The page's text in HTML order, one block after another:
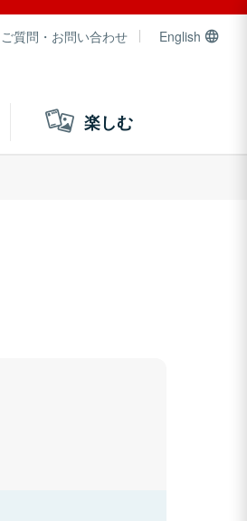
質問・お問い合わせ English
楽しむ